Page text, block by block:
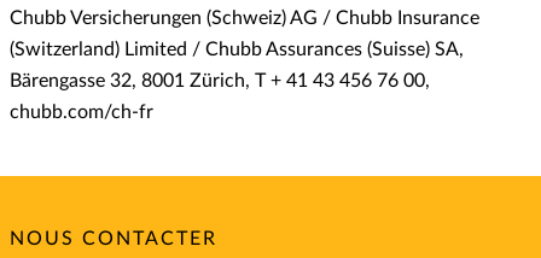
Chubb Versicherungen (Schweiz) AG / Chubb Insurance
(Switzerland) Limited / Chubb Assurances (Suisse) SA,
Bärengasse 32, 8001 Zürich, T + 41 43 456 76 00,
chubb.com/ch-fr
NOUS CONTACTER